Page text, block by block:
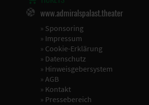
www.admiralspalast.theater
» Sponsoring
» Impressum
» Cookie-Erklärung
» Datenschutz
» Hinweisgebersystem
» AGB
» Kontakt
» Pressebereich